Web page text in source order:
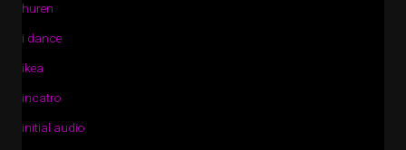
huren
i dance
ikea
incatro
initial audio